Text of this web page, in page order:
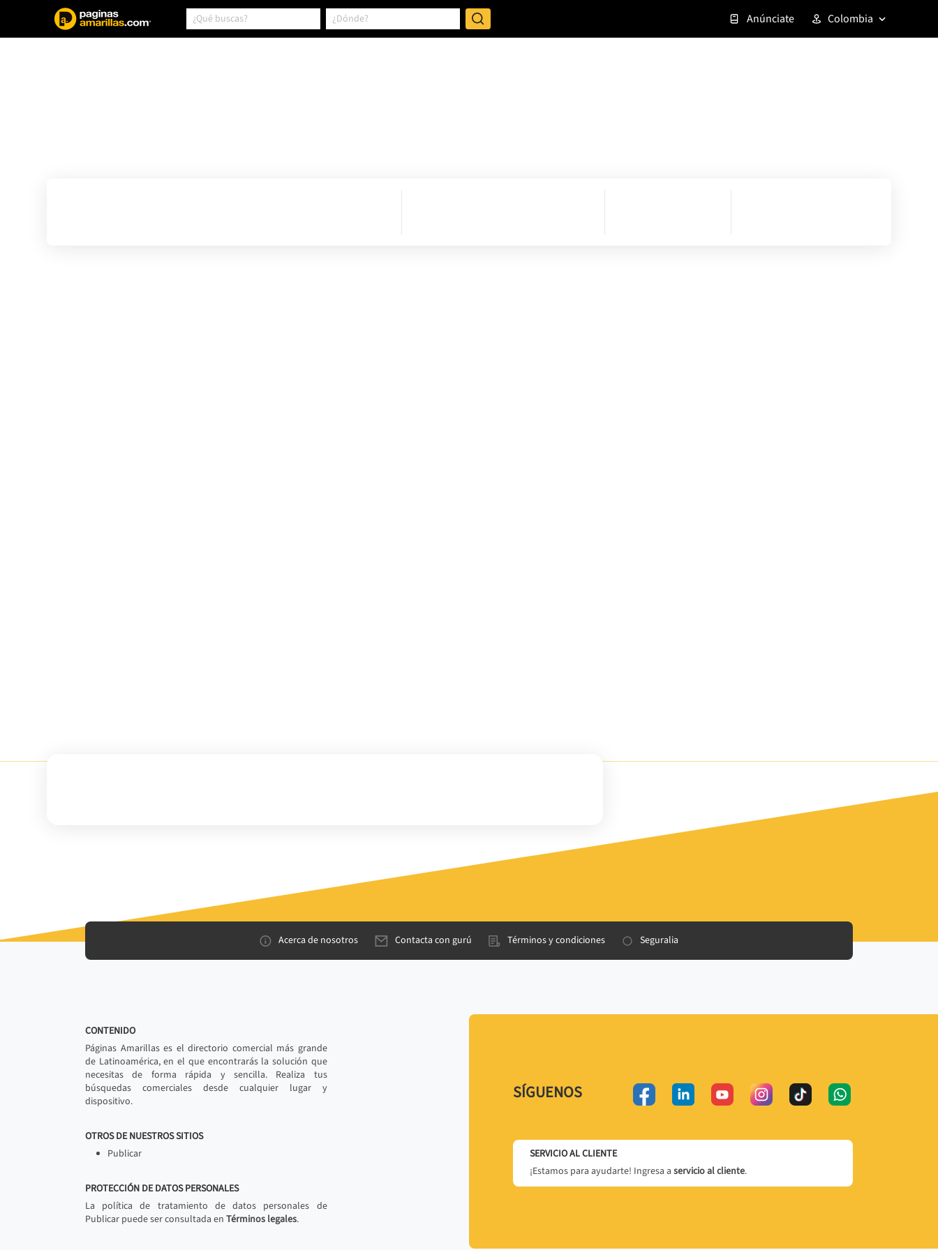
Anúnciate Colombia
Acerca de nosotros Contacta con gurú Términos y condiciones Seguralia
CONTENIDO
Páginas Amarillas es el directorio comercial más grande
de Latinoamérica, en el que encontrarás la solución que
necesitas de forma rápida y sencilla. Realiza tus
búsquedas comerciales desde cualquier lugar y
dispositivo.
OTROS DE NUESTROS SITIOS
Publicar
PROTECCIÓN DE DATOS PERSONALES
La política de tratamiento de datos personales de
Publicar puede ser consultada en Términos legales.
SÍGUENOS
SERVICIO AL CLIENTE
¡Estamos para ayudarte! Ingresa a servicio al cliente.